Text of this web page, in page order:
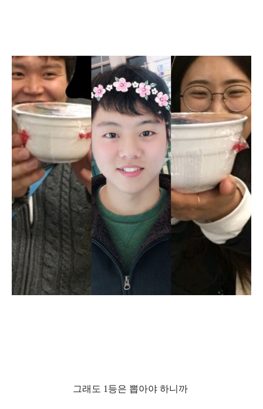
그래도 1 등은 뽑아야 하니까